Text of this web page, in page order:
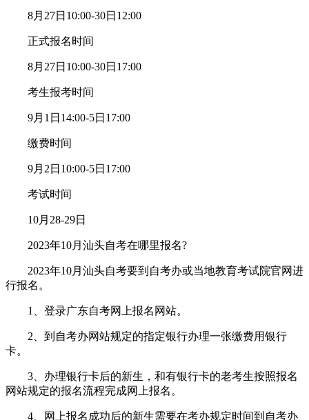
8月27日10:00-30日12:00
正式报名时间
8月27日10:00-30日17:00
考生报考时间
9月1日14:00-5日17:00
缴费时间
9月2日10:00-5日17:00
考试时间
10月28-29日
2023年10月汕头自考在哪里报名?
2023年10月汕头自考要到自考办或当地教育考试院官网进
行报名。
1、登录广东自考网上报名网站。
2、到自考办网站规定的指定银行办理一张缴费用银行
卡。
3、办理银行卡后的新生，和有银行卡的老考生按照报名
网站规定的报名流程完成网上报名。
4、网上报名成功后的新生需要在考办规定时间到自考办